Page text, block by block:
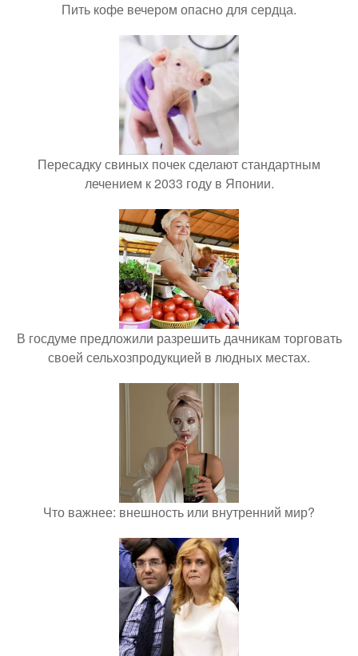
Пить кофе вечером опасно для сердца.
Пересадку свиных почек сделают стандартным
лечением к 2033 году в Японии.
В госдуме предложили разрешить дачникам торговать
своей сельхозпродукцией в людных местах.
Что важнее: внешность или внутренний мир?